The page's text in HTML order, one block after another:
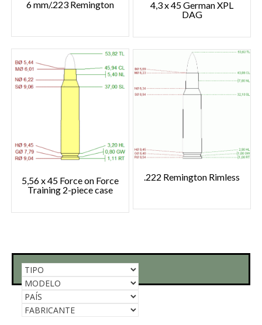
6 mm/.223 Remington
4,3 x 45 German XPL
DAG
5,56 x 45 Force on Force
Training 2-piece case
.222 Remington Rimless